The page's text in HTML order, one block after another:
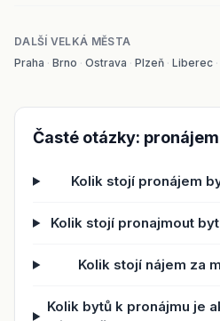
DALŠÍ VELKÁ MĚSTA
Praha · Brno · Ostrava · Plzeň · Liberec ·
Časté otázky:
Kolik stojí pronájem
Kolik stojí pronajmout
Kolik stojí nájem za
Kolik bytů k pronájmu je